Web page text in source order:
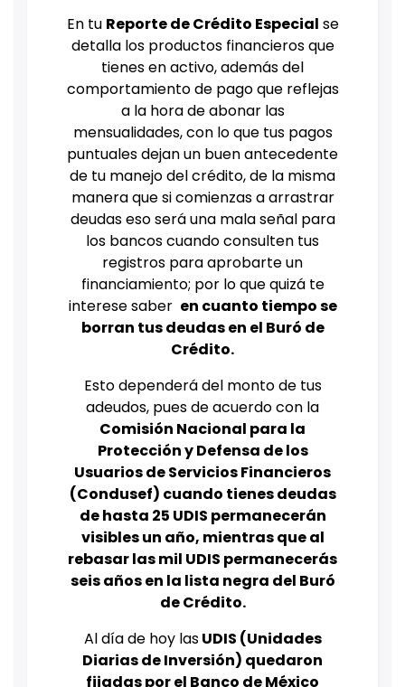
En tu Reporte de Crédito Especial se
detalla los productos financieros que
tienes en activo, además del
comportamiento de pago que reflejas
a la hora de abonar las
mensualidades, con lo que tus pagos
puntuales dejan un buen antecedente
de tu manejo del crédito, de la misma
manera que si comienzas a arrastrar
deudas eso será una mala señal para
los bancos cuando consulten tus
registros para aprobarte un
financiamiento; por lo que quizá te
interese saber en cuanto tiempo se
borran tus deudas en el Buró de
Crédito.
Esto dependerá del monto de tus
adeudos, pues de acuerdo con la
Comisión Nacional para la
Protección y Defensa de los
Usuarios de Servicios Financieros
(Condusef) cuando tienes deudas
de hasta 25 UDIS permanecerán
visibles un año, mientras que al
rebasar las mil UDIS permanecerás
seis años en la lista negra del Buró
de Crédito.
Al día de hoy lasUDIS (Unidades
Diarias de Inversión) quedaron
fijadas por el Banco de México